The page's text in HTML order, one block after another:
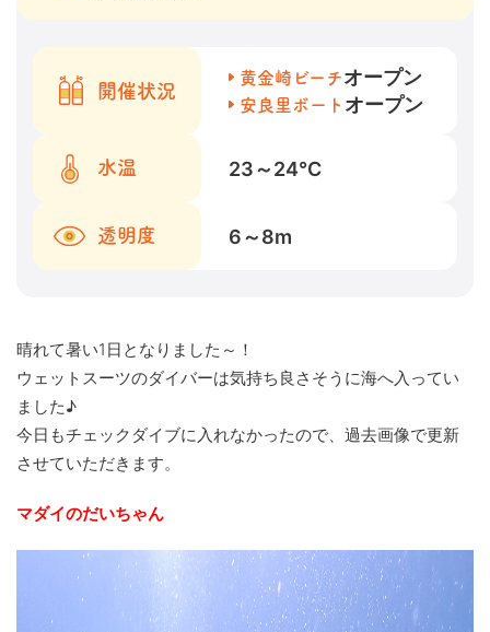
開催状況
黄金崎ビーチオープン
安良里ボート オープン
水温 23～24℃
透明度 6～8m
晴れて暑い1日となりました～！
ウェットスーツのダイバーは気持ち良さそうに海へ入ってい
ました♪
今日もチェックダイブに入れなかったので、過去画像で更新
させていただきます。
マダイのだいちゃん